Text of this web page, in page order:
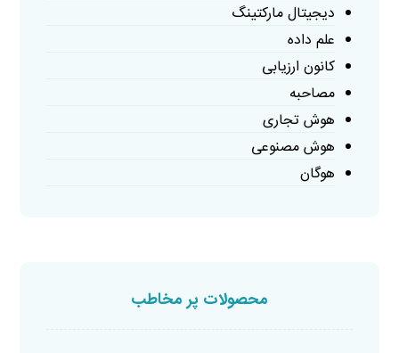
دیجیتال مارکتینگ
علم داده
کانون ارزیابی
مصاحبه
هوش تجاری
هوش مصنوعی
هوگان
محصولات پر مخاطب